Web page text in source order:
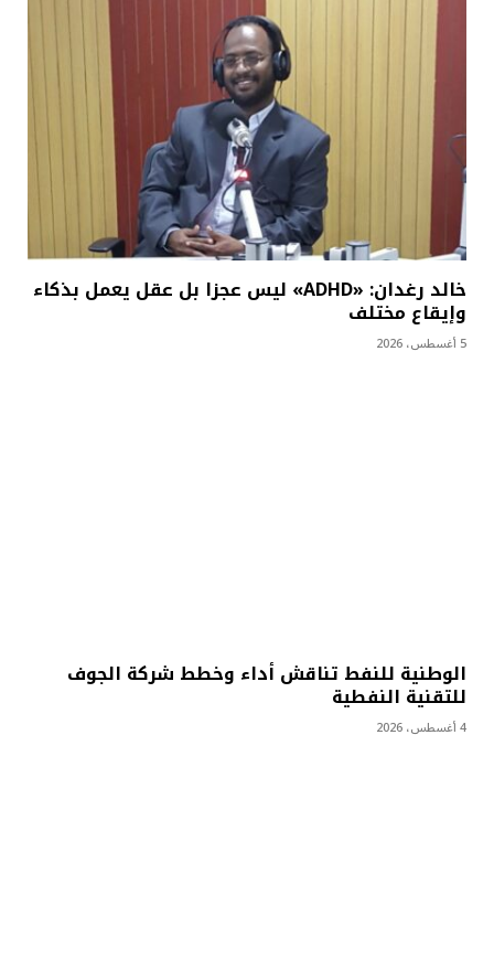
خالد رغدان: «ADHD» ليس عجزا بل عقل يعمل بذكاء
وإيقاع مختلف
5 أغسطس، 2026
الوطنية للنفط تناقش أداء وخطط شركة الجوف
للتقنية النفطية
4 أغسطس، 2026